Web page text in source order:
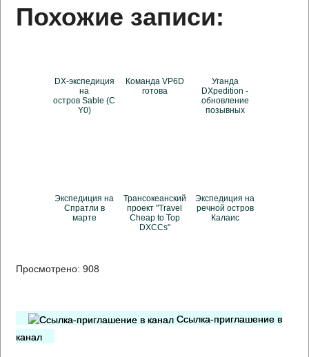
Похожие записи:
DX-экспедиция
на
остров Sable (C
Y0)
Команда VP6D
готова
Уганда
DXpedition -
обновление
позывных
Экспедиция на
Спратли в
марте
Трансокеанский
проект "Travel
Cheap to Top
DXCCs"
Экспедиция на
речной остров
Калаис
Просмотрено:908
Ссылка-приглашение в
канал